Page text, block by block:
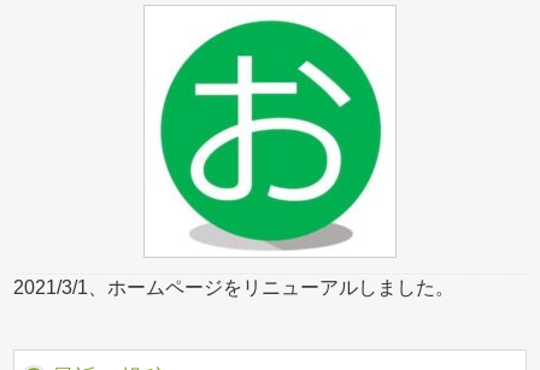
2021/3/1、ホームページをリニューアルしました。